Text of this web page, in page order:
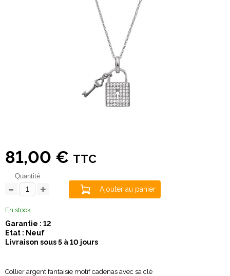
81,00 € TTC
Quantité
Ajouter au panier
En stock
Garantie : 12
Etat : Neuf
Livraison sous 5 à 10 jours
Collier argent fantaisie motif cadenas avec sa clé